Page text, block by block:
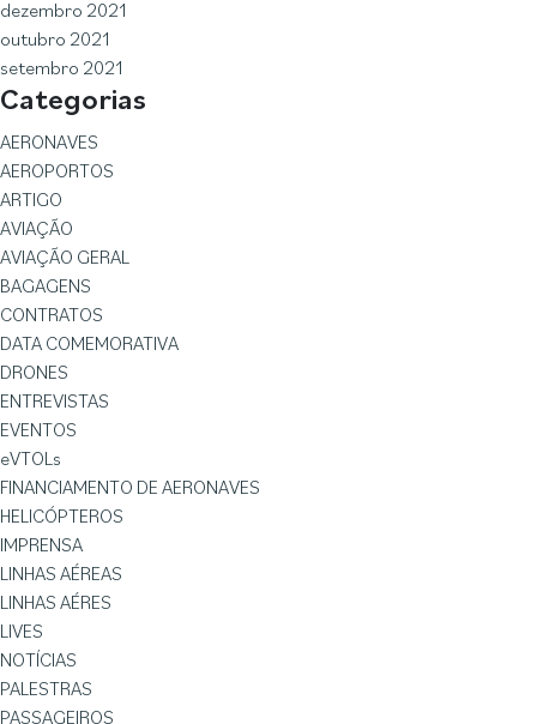
dezembro 2021
outubro 2021
setembro 2021
Categorias
AERONAVES
AEROPORTOS
ARTIGO
AVIAÇÃO
AVIAÇÃO GERAL
BAGAGENS
CONTRATOS
DATA COMEMORATIVA
DRONES
ENTREVISTAS
EVENTOS
eVTOLs
FINANCIAMENTO DE AERONAVES
HELICÓPTEROS
IMPRENSA
LINHAS AÉREAS
LINHAS AÉRES
LIVES
NOTÍCIAS
PALESTRAS
PASSAGEIROS